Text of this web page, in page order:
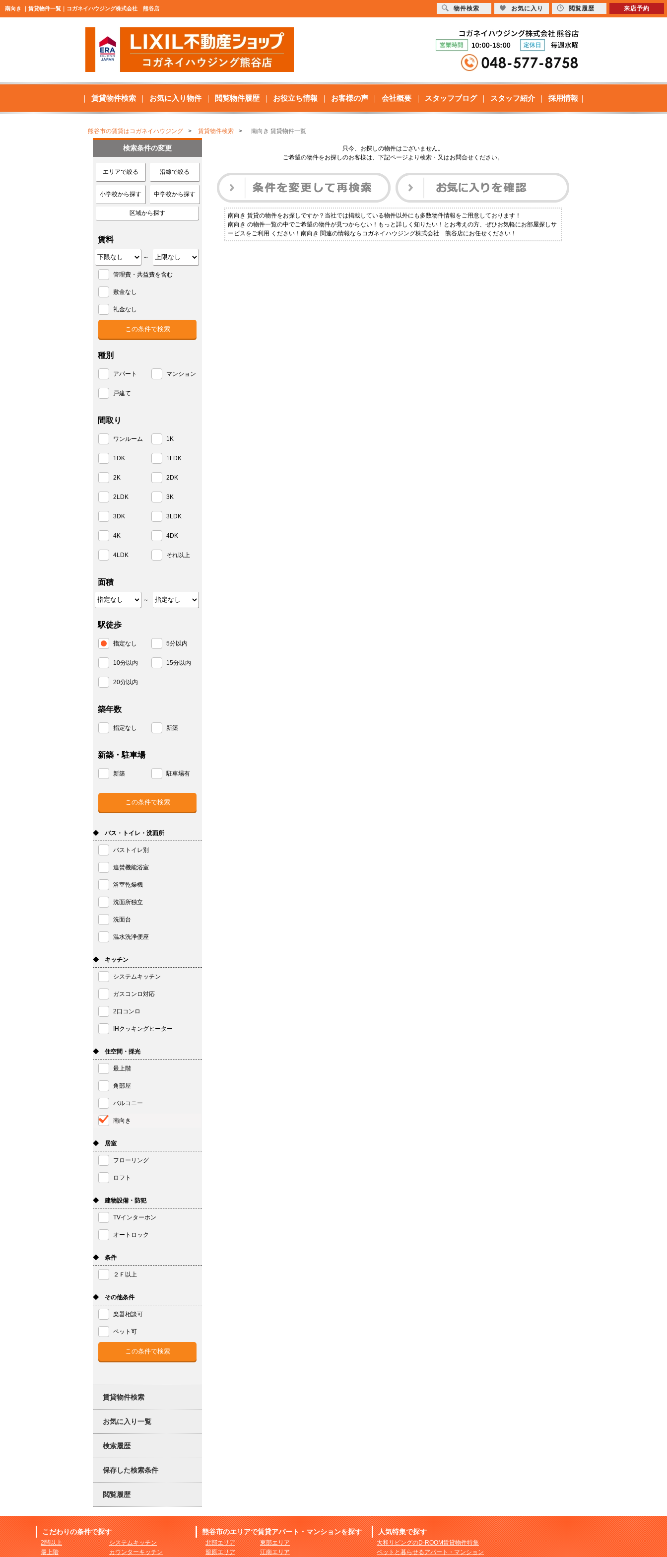
南向き ｜賃貸物件一覧｜コガネイハウジング株式会社 熊谷店
賃貸物件検索 お気に入り物件 閲覧物件履歴 お役立ち情報 お客様の声 会社概要 スタッフブログ スタッフ紹介 採用情報
熊谷市の賃貸はコガネイハウジング 賃貸物件検索 南向き 賃貸物件一覧
只今、お探しの物件はございません。
ご希望の物件をお探しのお客様は、下記ページより検索・又はお問合せください。
南向き 賃貸の物件をお探しですか？当社では掲載している物件以外にも多数物件情報をご用意しております！
南向き の物件一覧の中でご希望の物件が見つからない！もっと詳しく知りたい！とお考えの方、ぜひお気軽にお部屋探しサ
ービスをご利用 ください！南向き 関連の情報ならコガネイハウジング株式会社 熊谷店にお任せください！
検索条件の変更
エリアで絞る 沿線で絞る
小学校から探す 中学校から探す
区域から探す
賃料
～
管理費・共益費を含む
敷金なし
礼金なし
種別
アパート マンション
戸建て
間取り
ワンルーム 1K
1DK 1LDK
2K 2DK
2LDK 3K
3DK 3LDK
4K 4DK
4LDK それ以上
面積
～
駅徒歩
指定なし 5分以内
10分以内 15分以内
20分以内
築年数
指定なし 新築
新築・駐車場
新築 駐車場有
◆ バス・トイレ・洗面所
バストイレ別
追焚機能浴室
浴室乾燥機
洗面所独立
洗面台
温水洗浄便座
◆ キッチン
システムキッチン
ガスコンロ対応
2口コンロ
IHクッキングヒーター
◆ 住空間・採光
最上階
角部屋
バルコニー
南向き
◆ 居室
フローリング
ロフト
◆ 建物設備・防犯
TVインターホン
オートロック
◆ 条件
２Ｆ以上
◆ その他条件
楽器相談可
ペット可
賃貸物件検索
お気に入り一覧
検索履歴
保存した検索条件
閲覧履歴
こだわりの条件で探す
2階以上
最上階
システムキッチン
カウンターキッチン
熊谷市のエリアで賃貸アパート・マンションを探す
北部エリア
籠原エリア
東部エリア
江南エリア
人気特集で探す
大和リビングのD-ROOM賃貸物件特集
ペットと暮らせるアパート・マンション
物件検索 お気に入り 閲覧履歴 来店予約